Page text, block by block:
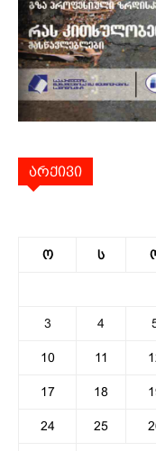
არქივი
ო ს
3 4
10 11
17 18
24 25